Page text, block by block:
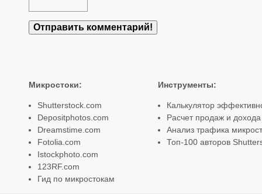
Микростоки:
Shutterstock.com
Depositphotos.com
Dreamstime.com
Fotolia.com
Istockphoto.com
123RF.com
Гид по микростокам
Инструменты:
Калькулятор
Расчет продаж и дохода
Анализ трафика
Топ-100 авторов